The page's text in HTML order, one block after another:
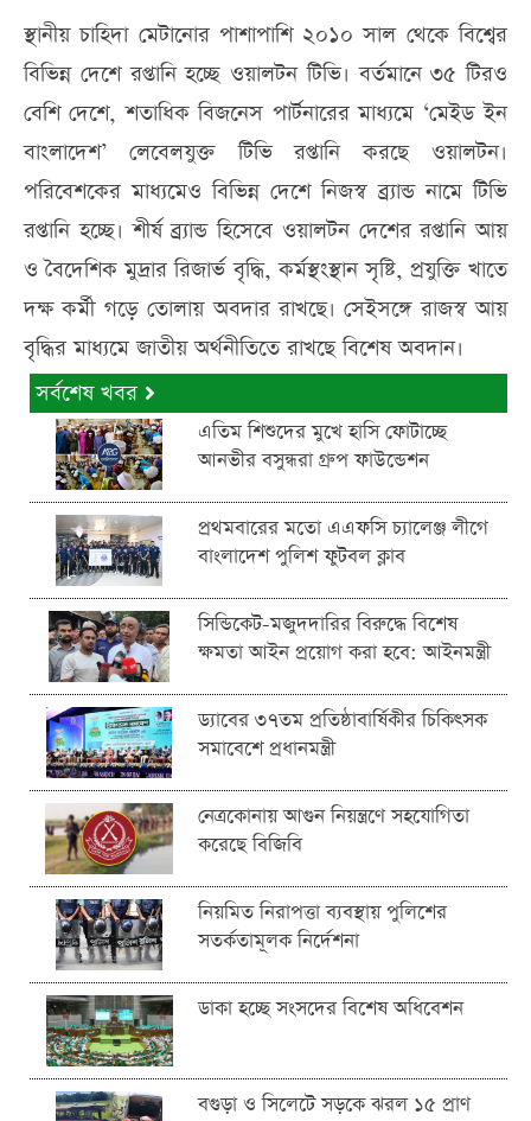
স্থানীয় চাহিদা মেটানোর পাশাপাশি ২০১০ সাল থেকে বিশ্বের
বিভিন্ন দেশে রপ্তানি হচ্ছে ওয়ালটন টিভি। বর্তমানে ৩৫ টিরও
বেশি দেশে, শতাধিক বিজনেস পার্টনারের মাধ্যমে ‘মেইড ইন
বাংলাদেশ’ লেবেলযুক্ত টিভি রপ্তানি করছে ওয়ালটন।
পরিবেশকের মাধ্যমেও বিভিন্ন দেশে নিজস্ব ব্র্যান্ড নামে টিভি
রপ্তানি হচ্ছে। শীর্ষ ব্র্যান্ড হিসেবে ওয়ালটন দেশের রপ্তানি আয়
ও বৈদেশিক মুদ্রার রিজার্ভ বৃদ্ধি, কর্মস্থংস্থান সৃষ্টি, প্রযুক্তি খাতে
দক্ষ কর্মী গড়ে তোলায় অবদার রাখছে। সেইসঙ্গে রাজস্ব আয়
বৃদ্ধির মাধ্যমে জাতীয় অর্থনীতিতে রাখছে বিশেষ অবদান।
সর্বশেষ খবর
এতিম শিশুদের মুখে হাসি ফোটাচ্ছে
আনভীর বসুন্ধরা গ্রুপ ফাউন্ডেশন
প্রথমবারের মতো এএফসি চ্যালেঞ্জ লীগে
বাংলাদেশ পুলিশ ফুটবল ক্লাব
সিন্ডিকেট-মজুদদারির বিরুদ্ধে বিশেষ
ক্ষমতা আইন প্রয়োগ করা হবে: আইনমন্ত্রী
ড্যাবের ৩৭তম প্রতিষ্ঠাবার্ষিকীর চিকিৎসক
সমাবেশে প্রধানমন্ত্রী
নেত্রকোনায় আগুন নিয়ন্ত্রণে সহযোগিতা
করেছে বিজিবি
নিয়মিত নিরাপত্তা ব্যবস্থায় পুলিশের
সতর্কতামূলক নির্দেশনা
ডাকা হচ্ছে সংসদের বিশেষ অধিবেশন
বগুড়া ও সিলেটে সড়কে ঝরল ১৫ প্রাণ